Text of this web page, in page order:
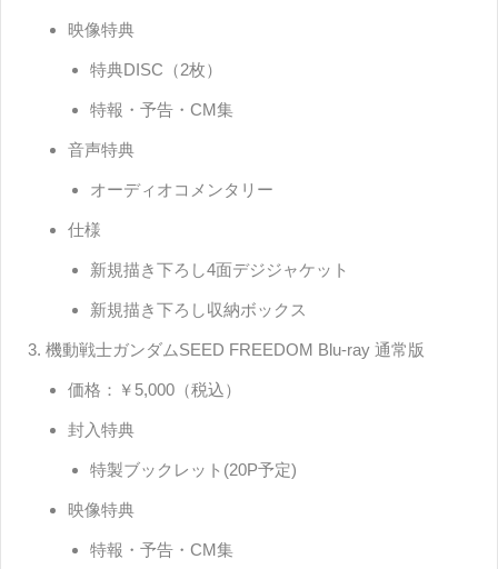
映像特典
特典DISC（2枚）
特報・予告・CM集
音声特典
オーディオコメンタリー
仕様
新規描き下ろし4面デジジャケット
新規描き下ろし収納ボックス
機動戦士ガンダムSEED FREEDOM Blu-ray 通常版
価格：￥5,000（税込）
封入特典
特製ブックレット(20P予定)
映像特典
特報・予告・CM集